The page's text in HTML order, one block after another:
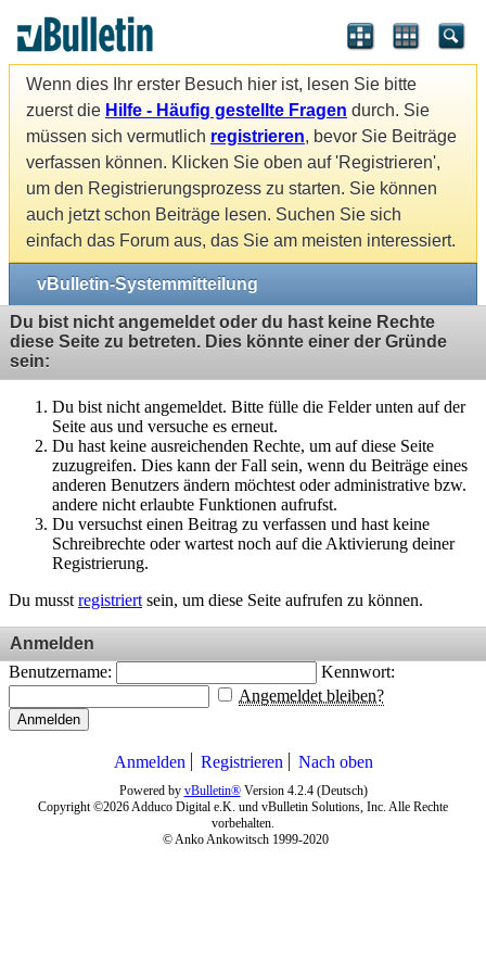
Wenn dies Ihr erster Besuch hier ist, lesen Sie bitte
zuerst die Hilfe - Häufig gestellte Fragen durch. Sie
müssen sich vermutlich registrieren, bevor Sie Beiträge
verfassen können. Klicken Sie oben auf 'Registrieren',
um den Registrierungsprozess zu starten. Sie können
auch jetzt schon Beiträge lesen. Suchen Sie sich
einfach das Forum aus, das Sie am meisten interessiert.
vBulletin-Systemmitteilung
Du bist nicht angemeldet oder du hast keine Rechte
diese Seite zu betreten. Dies könnte einer der Gründe
sein:
Du bist nicht angemeldet. Bitte fülle die Felder unten auf der
Seite aus und versuche es erneut.
Du hast keine ausreichenden Rechte, um auf diese Seite
zuzugreifen. Dies kann der Fall sein, wenn du Beiträge eines
anderen Benutzers ändern möchtest oder administrative bzw.
andere nicht erlaubte Funktionen aufrufst.
Du versuchst einen Beitrag zu verfassen und hast keine
Schreibrechte oder wartest noch auf die Aktivierung deiner
Registrierung.
Du musst registriert sein, um diese Seite aufrufen zu können.
Anmelden
Benutzername:
Kennwort:
Angemeldet bleiben?
Anmelden
Anmelden Registrieren Nach oben
Powered by vBulletin®Version 4.2.4 (Deutsch)
Copyright ©2026 Adduco Digital e.K. und vBulletin Solutions, Inc. Alle Rechte
vorbehalten.
© Anko Ankowitsch 1999-2020